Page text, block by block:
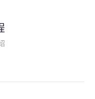
众责任保险、精神病监护
险等）；（三）传统财产
业务的开展，华西经纪会